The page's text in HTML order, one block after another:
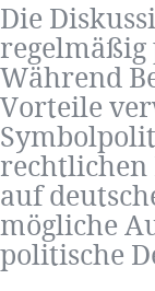
Die
regelmäßig
Während
Vorteile
rechtlichen
auf
mögliche
politische